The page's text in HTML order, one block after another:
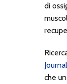
di
che